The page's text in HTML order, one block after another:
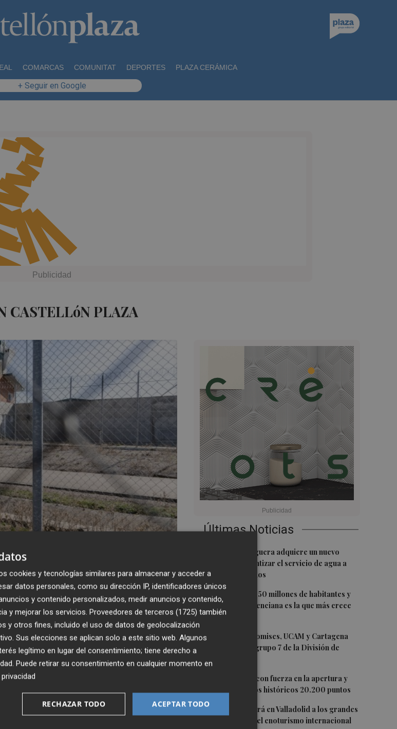
COMARCAS COMUNITAT DEPORTES PLAZA CERÁMICA
+ Seguir en Google
CASTELLóN PLAZA
agresiones en las cárceles, con
de Picassent deja 66
la enfermería
Últimas Noticias
La Font de la Figuera adquiere un nuevo
pozo para garantizar el servicio de agua a
los 1.551 abonados
2España roza los 50 millones de habitantes y
la Comunitat Valenciana es la que más crece
en población
3Real Murcia, Promises, UCAM y Cartagena
coinciden en el grupo 7 de la División de
El Ibex 35 sube con fuerza en la apertura y
logra superar los históricos 20.200 puntos
5FINE 2027 reunirá en Valladolid a los grandes
protagonistas del enoturismo internacional
cookies y tecnologías similares para almacenar y acceder a
datos personales, como su dirección IP, identificadores únicos
y contenido personalizados, medir anuncios y contenido,
y mejorar los servicios. Proveedores de terceros (1725) también
y otros fines, incluido el uso de datos de geolocalización
Sus elecciones se aplican solo a este sitio web. Algunos
legítimo en lugar del consentimiento; tiene derecho a
. Puede retirar su consentimiento en cualquier momento en
ACEPTAR TODO
RECHAZAR TODO